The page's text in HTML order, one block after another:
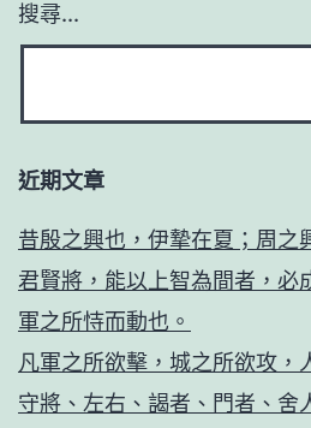
搜尋...
近期文章
昔殷之興也，伊摯在夏；周之
君賢將，能以上智為間者，必
軍之所恃而動也。
凡軍之所欲擊，城之所欲攻，
守將、左右、謁者、門者、舍